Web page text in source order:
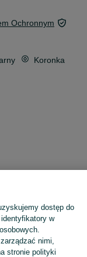
Ochronnym
Koronka
Zobacz
dostęp do
w
nimi,
stronie polityki